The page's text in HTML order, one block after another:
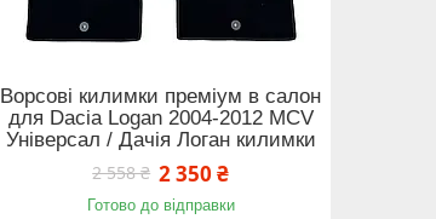
Ворсові килимки преміум в салон
для Dacia Logan 2004-2012 MCV
Універсал / Дачія Логан килимки
2 558 ₴ 2 350 ₴
Готово до відправки